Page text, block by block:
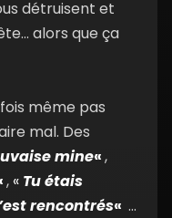
détruisent et
alors que ça
même pas
mal. Des
mine«,
, « Tu étais
rencontrés« …